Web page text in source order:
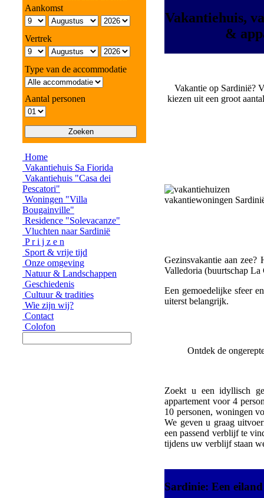
Aankomst
Vertrek
Type van de accommodatie
Aantal personen
Home
Vakantiehuis Sa Fiorida
Vakantiehuis "Casa dei
Pescatori"
Woningen "Villa
Bougainville"
Residence "Solevacanze"
Vluchten naar Sardinië
P r i j z e n
Sport & vrije tijd
Onze omgeving
Natuur & Landschappen
Geschiedenis
Cultuur & tradities
Wie zijn wij?
Contact
Colofon
Vakantiehuis,
&
Vakantie op Sardinië?
kiezen uit een groot
Gezinsvakantie aan
Valledoria (buurtschap La
Een gemoedelijke sfeer
uiterst belangrijk.
Ontdek de
Zoekt u een idyllisch
appartement voor 4
10 personen, woningen
We geven u graag
een passend verblijf te
tijdens uw verblijf staan
Sardinie: Een